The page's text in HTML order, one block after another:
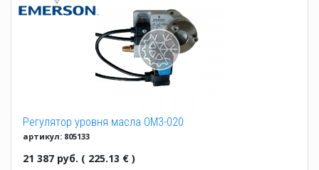
Регулятор уровня масла OM3-020
артикул: 805133
21 387 руб. ( 225.13 € )